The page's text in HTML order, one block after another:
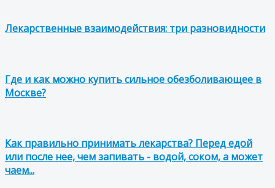
Лекарственные взаимодействия: три разновидности
Где и как можно купить сильное обезболивающее в
Москве?
Как правильно принимать лекарства? Перед едой
или после нее, чем запивать - водой, соком, а может
чаем...